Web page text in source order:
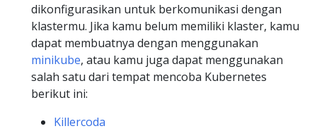
dikonfigurasikan untuk berkomunikasi dengan
klastermu. Jika kamu belum memiliki klaster, kamu
dapat membuatnya dengan menggunakan
minikube, atau kamu juga dapat menggunakan
salah satu dari tempat mencoba Kubernetes
berikut ini:
Killercoda